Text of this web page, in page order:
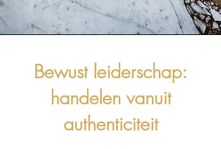
Bewust leiderschap:
handelen vanuit
authenticiteit